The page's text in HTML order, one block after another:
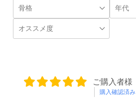
ご購入者様
購入確認済み